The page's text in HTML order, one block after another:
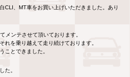
CLI、MT車をお買い上げいただきました。あり
メンテさせて頂いております。
れを乗り越えて走り続けております。
ことできました。
た。